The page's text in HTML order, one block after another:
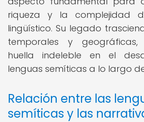
riqueza y la complejidad
lingüístico. Su legado
temporales y
huella indeleble en el
lenguas semíticas a lo largo
Relación entre las
semíticas y las